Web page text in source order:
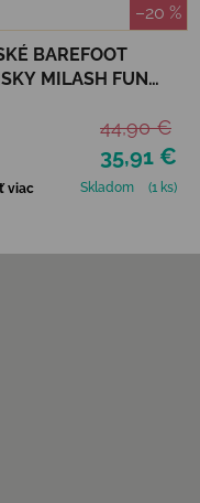
–20 %
BAREFOOT
MILASH FUN
35,91 €
44,90 €
viac Skladom
(1 ks)